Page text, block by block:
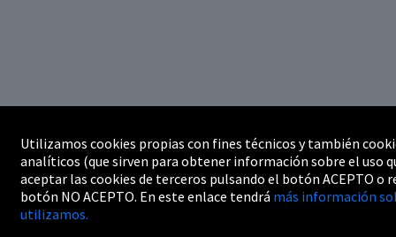
Utilizamos cookies propias con fines técnicos y también
analíticos (que sirven para obtener información sobre el uso
aceptar las cookies de terceros pulsando el botón ACEPTO o
botón NO ACEPTO. En este enlace tendrá más información
utilizamos.